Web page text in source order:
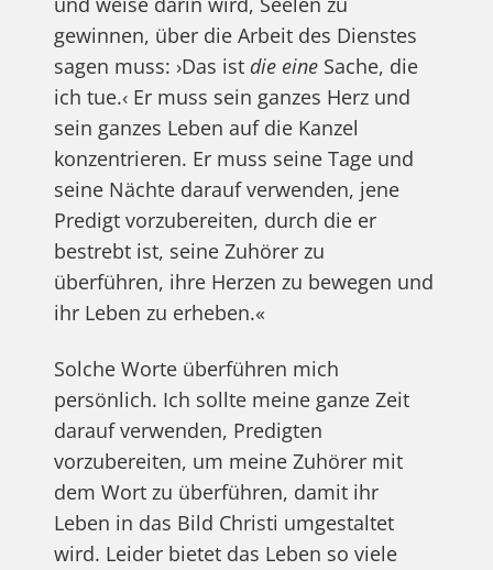
gewinnen, über die Arbeit des Dienstes
sagen muss: ›Das ist die eineSache, die
ich tue.‹ Er muss sein ganzes Herz und
sein ganzes Leben auf die Kanzel
konzentrieren. Er muss seine Tage und
seine Nächte darauf verwenden, jene
Predigt vorzubereiten, durch die er
bestrebt ist, seine Zuhörer zu
überführen, ihre Herzen zu bewegen und
ihr Leben zu erheben.«
Solche Worte überführen mich
persönlich. Ich sollte meine ganze Zeit
darauf verwenden, Predigten
vorzubereiten, um meine Zuhörer mit
dem Wort zu überführen, damit ihr
Leben in das Bild Christi umgestaltet
wird. Leider bietet das Leben so viele